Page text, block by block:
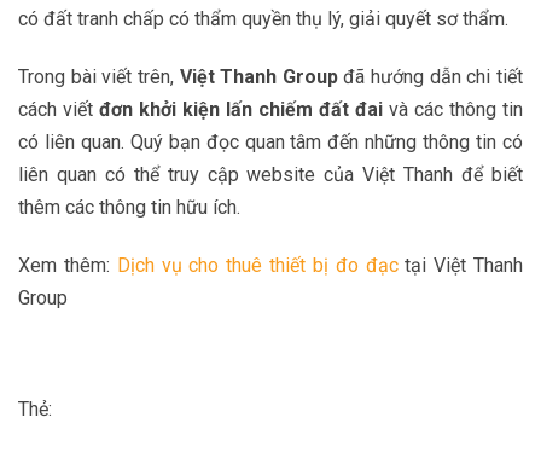
có đất tranh chấp có thẩm quyền thụ lý, giải quyết sơ thẩm.
Trong bài viết trên, Việt Thanh Groupđã hướng dẫn chi tiết
cách viết đơn khởi kiện lấn chiếm đất đai và các thông tin
có liên quan. Quý bạn đọc quan tâm đến những thông tin có
liên quan có thể truy cập website của Việt Thanh để biết
thêm các thông tin hữu ích.
Xem thêm: Dịch vụ cho thuê thiết bị đo đạctại Việt Thanh
Group
Thẻ: